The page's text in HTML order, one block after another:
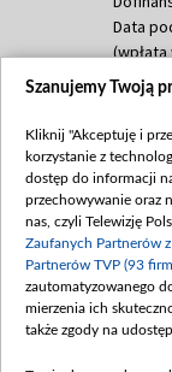
Data
mln,
Data
Data
Szanujemy Twoją
Kliknij "Akceptuję i
korzystanie z
dostęp do informacji
przechowywanie oraz
nas, czyli Telewizję
Zaufanych Partnerów
Partnerów TVP (93
zautomatyzowanego
mierzenia ich
także zgody na